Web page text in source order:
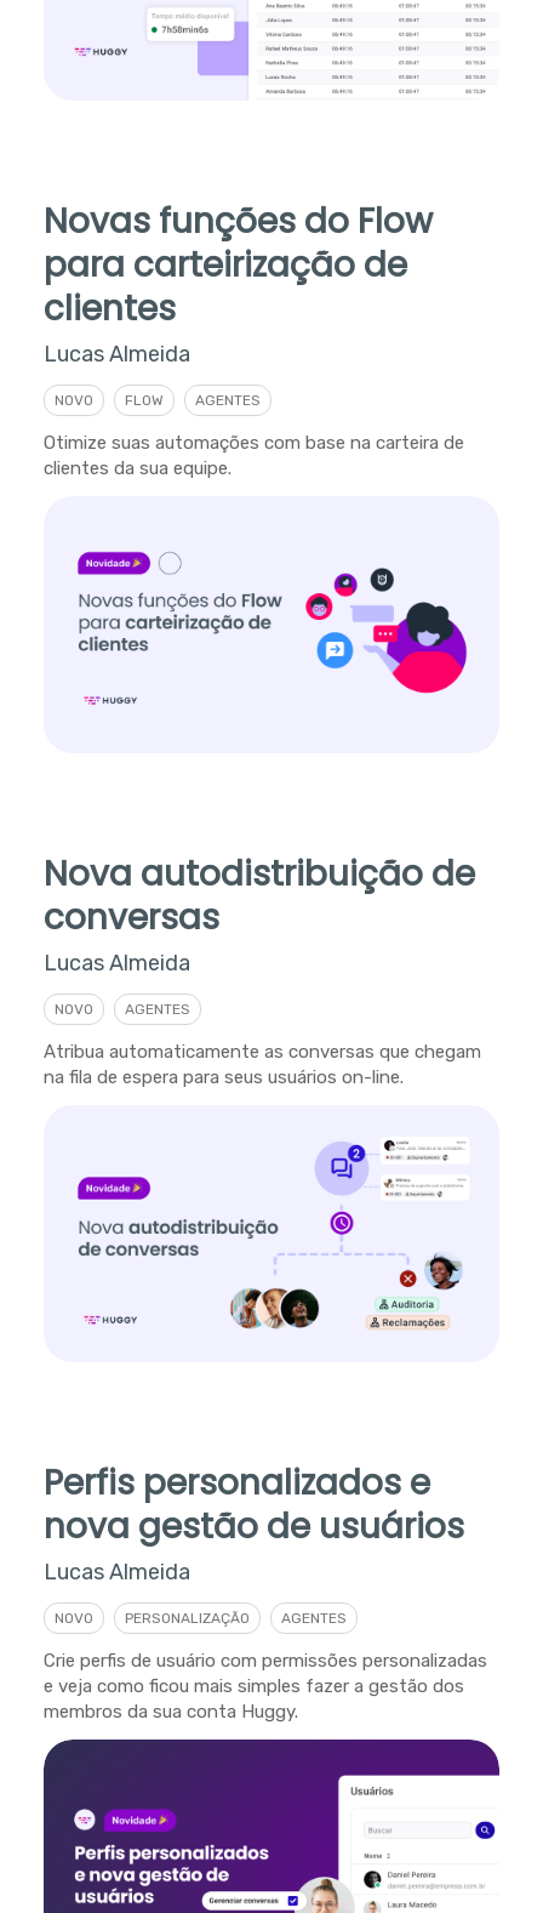
Novas funções do Flow
para carteirização de
clientes
Lucas Almeida
NOVO FLOW AGENTES
Otimize suas automações com base na carteira de
clientes da sua equipe.
Nova autodistribuição de
conversas
Lucas Almeida
NOVO AGENTES
Atribua automaticamente as conversas que chegam
na fila de espera para seus usuários on-line.
Perfis personalizados e
nova gestão de usuários
Lucas Almeida
NOVO PERSONALIZAÇÃO AGENTES
Crie perfis de usuário com permissões personalizadas
e veja como ficou mais simples fazer a gestão dos
membros da sua conta Huggy.